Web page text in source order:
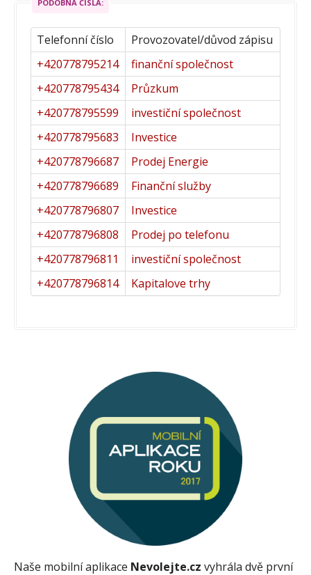
PODOBNÁ ČÍSLA:
Telefonní číslo
Provozovatel/důvod zápisu
+420778795214
finanční společnost
+420778795434
Průzkum
+420778795599
investiční společnost
+420778795683
Investice
+420778796687
Prodej Energie
+420778796689
Finanční služby
+420778796807
Investice
+420778796808
Prodej po telefonu
+420778796811
investiční společnost
+420778796814
Kapitalove trhy
Naše mobilní aplikace Nevolejte.cz vyhrála dvě první